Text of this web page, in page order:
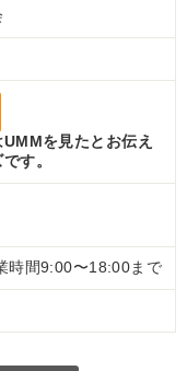
を見たとお伝え
す。
間9:00〜18:00まで